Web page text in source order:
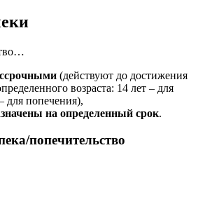
(действуют до достижения
возраста: 14 лет – для
для попечения),
на определенный срок.
попечительство